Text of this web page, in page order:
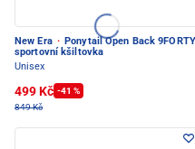
New Era · Ponytail Open Back 9FORTY
sportovní kšiltovka
Unisex
499 Kč -41 %
849 Kč